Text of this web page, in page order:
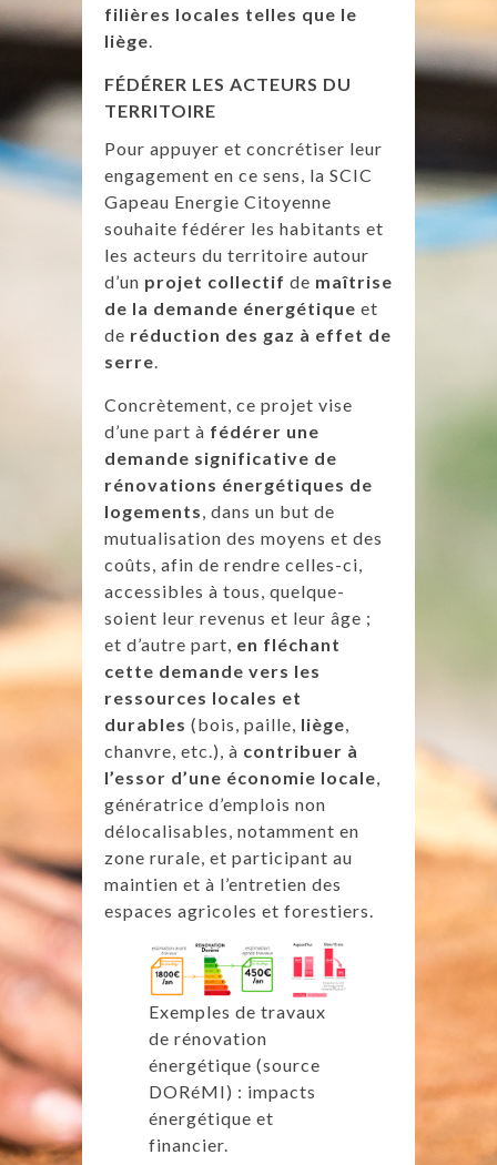
filières locales telles que le
liège
FÉDÉRER LES ACTEURS DU
TERRITOIRE
Pour appuyer et concrétiser leur
engagement en ce sens, la SCIC
Gapeau Energie Citoyenne
souhaite fédérer les habitants et
les acteurs du territoire autour
d’un projet collectif de maîtrise
de la demande énergétique et
de réduction des gaz à effet de
serre
Concrètement, ce projet vise
d’une part à fédérer une
demande significative de
rénovations énergétiques de
logements , dans un but de
mutualisation des moyens et des
coûts, afin de rendre celles-ci,
accessibles à tous, quelque-
soient leur revenus et leur âge ;
et d’autre part, en fléchant
cette demande vers les
ressources locales et
durables (bois, paille, liège
chanvre, etc.), à contribuer à
l’essor d’une économie locale
génératrice d’emplois non
délocalisables, notamment en
zone rurale, et participant au
maintien et à l’entretien des
espaces agricoles et forestiers.
Exemples de travaux
de rénovation
énergétique (source
DORéMI) : impacts
énergétique et
financier.